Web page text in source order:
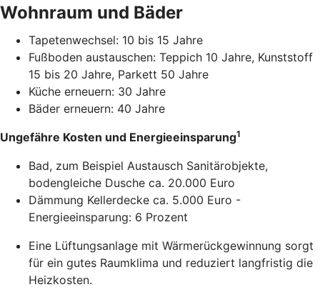
Wohnraum und Bäder
Tapetenwechsel: 10 bis 15 Jahre
Fußboden austauschen: Teppich 10 Jahre, Kunststoff
15 bis 20 Jahre, Parkett 50 Jahre
Küche erneuern: 30 Jahre
Bäder erneuern: 40 Jahre
Ungefähre Kosten und Energieeinsparung1
Bad, zum Beispiel Austausch Sanitärobjekte,
bodengleiche Dusche ca. 20.000 Euro
Dämmung Kellerdecke ca. 5.000 Euro -
Energieeinsparung: 6 Prozent
Eine Lüftungsanlage mit Wärmerückgewinnung sorgt
für ein gutes Raumklima und reduziert langfristig die
Heizkosten.